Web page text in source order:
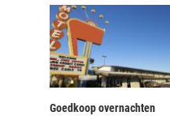
Goedkoop overnachten